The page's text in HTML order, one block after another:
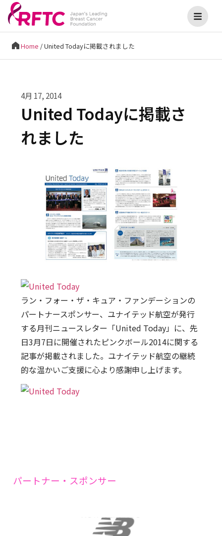
Home /United Todayに掲載されました
4月 17, 2014
United Todayに掲載さ
れました
ラン・フォー・ザ・キュア・ファンデーションの
パートナースポンサー、ユナイテッド航空が発行
する月刊ニュースレター「United Today」に、先
日3月7日に開催されたピンクボール2014に関する
記事が掲載されました。ユナイテッド航空の継続
的な温かいご支援に心より感謝申し上げます。
パートナー・スポンサー